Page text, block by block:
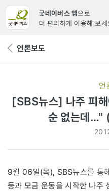
굿네이버스 앱으로
더 편리하게 이용해 보세
뒤 언론보도
언
[SBS뉴스] 나주 피
순 없는데
9월 06일(목), SBS뉴스를 통
등과 모금 운동을 시작한 나주